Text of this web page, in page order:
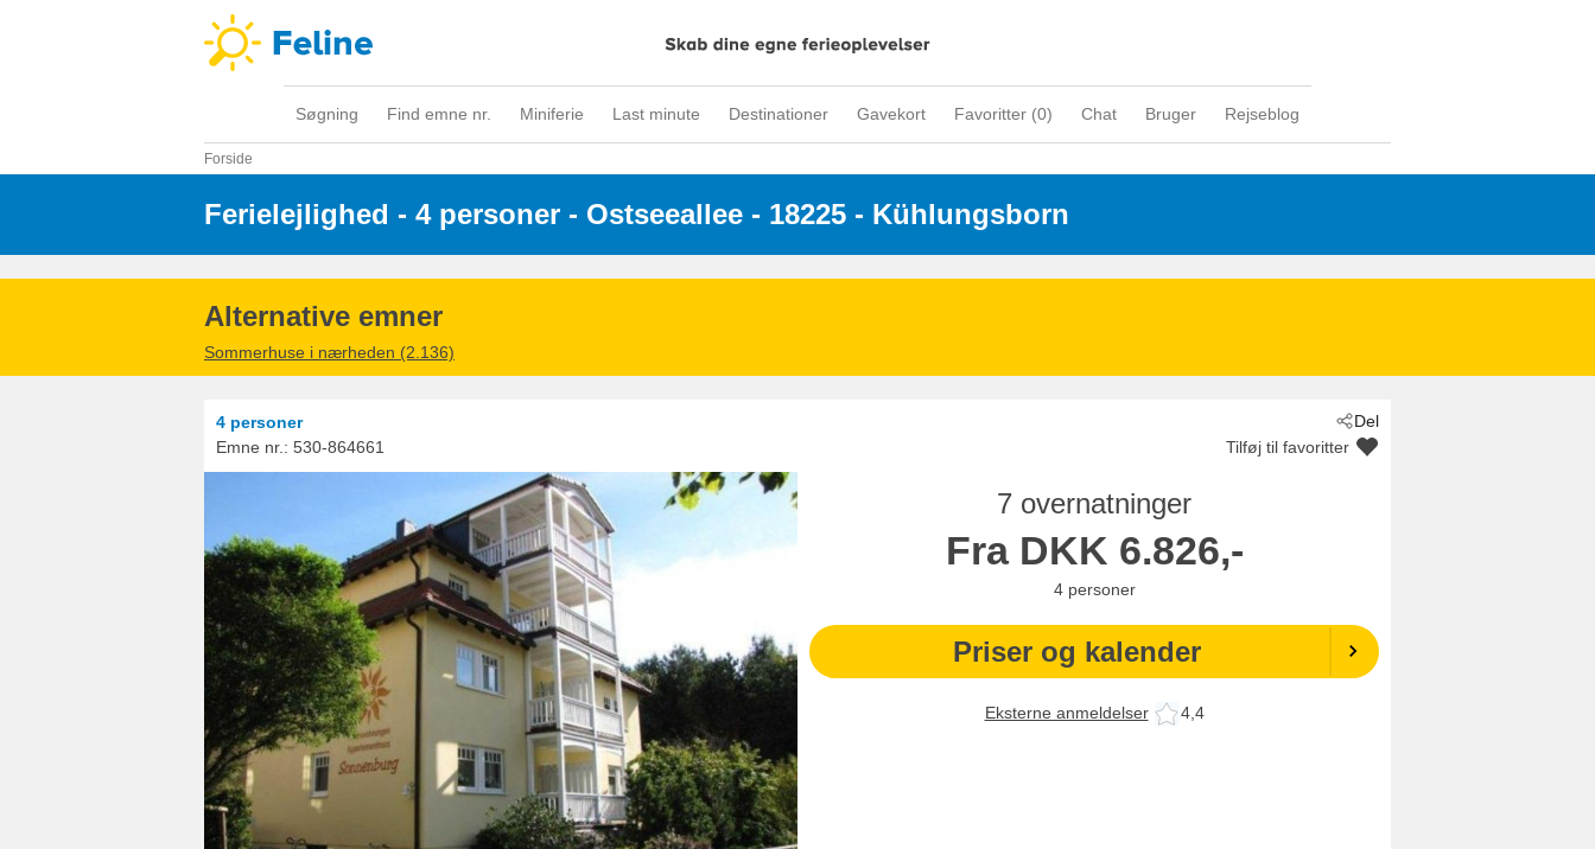
Søgning Find emne nr. Miniferie Last minute Destinationer Gavekort Favoritter (0) Chat Bruger Rejseblog
Forside
Ferielejlighed - 4 personer - Ostseeallee - 18225 - Kühlungsborn
Alternative emner
Sommerhuse i nærheden (2.136)
Del
4 personer
Emne nr.: 530-864661 Tilføj til favoritter
7 overnatninger
Fra DKK 6.826,-
4 personer
Priser og kalender
Eksterne anmeldelser 4,4